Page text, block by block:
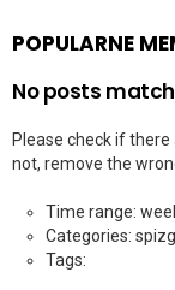
POPULARNE
No posts
Please check if
not, remove the
Time range:
Categories:
Tags: